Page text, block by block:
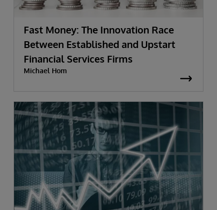
Fast Money: The Innovation Race
Between Established and Upstart
Financial Services Firms
Michael Hom